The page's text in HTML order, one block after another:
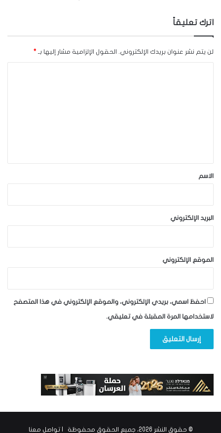
اترك تعليقاً
لن يتم نشر عنوان بريدك الإلكتروني. الحقول الإلزامية مشار إليها بـ *
*الاسم
البريد الإلكتروني
الموقع الإلكتروني
احفظ اسمي، بريدي الإلكتروني، والموقع الإلكتروني في هذا المتصفح
لاستخدامها المرة المقبلة في تعليقي.
© حقوق النشر 2026، جميع الحقوق محفوظة | تواصل معنا